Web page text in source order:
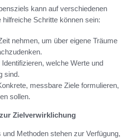
kann auf verschiedenen
hilfreiche Schritte können sein:
nehmen, um über eigene Träume
Identifizieren, welche Werte und
sind.
messbare Ziele formulieren,
sollen.
Zielverwirklichung
und Methoden stehen zur Verfügung,